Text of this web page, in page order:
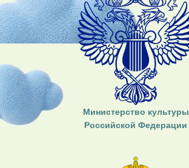
Министерство культуры
Российской Федерации